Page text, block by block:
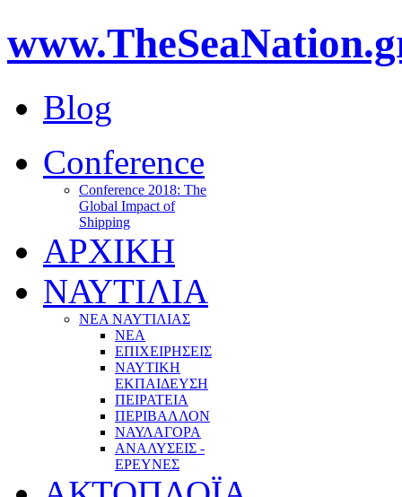
Blog
Conference
Conference 2018: The
Global Impact of
Shipping
ΑΡΧΙΚΗ
ΝΑΥΤΙΛΙΑ
ΝΕΑ ΝΑΥΤΙΛΙΑΣ
ΝΕΑ
ΕΠΙΧΕΙΡΗΣΕΙΣ
ΝΑΥΤΙΚΗ
ΕΚΠΑΙΔΕΥΣΗ
ΠΕΙΡΑΤΕΙΑ
ΠΕΡΙΒΑΛΛΟΝ
ΝΑΥΛΑΓΟΡΑ
ΑΝΑΛΥΣΕΙΣ -
ΕΡΕΥΝΕΣ